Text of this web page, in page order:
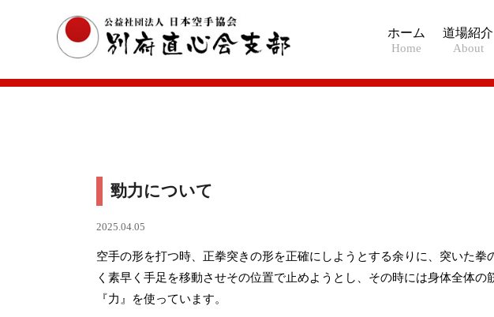
ホーム
Home
道場紹介
About
勁力について
2025.04.05
空手の形を打つ時、正拳突きの形を正確にしようとする余りに、突いた
く素早く手足を移動させその位置で止めようとし、その時には身体全体
『力』を使っています。